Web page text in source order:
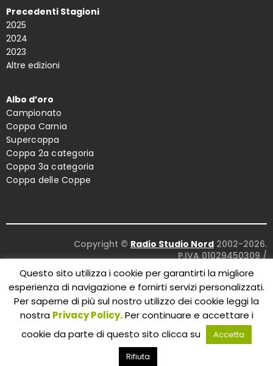
Precedenti Stagioni
2025
2024
2023
Altre edizioni
Albo d’oro
Campionato
Coppa Carnia
Supercoppa
Coppa 2a categoria
Coppa 3a categoria
Coppa delle Coppe
Copyright © Radio Studio Nord 2002-2026.
P.IVA 01029450309 /
Concept and design:Five Studio
Maintenance:Clyco SRL. All Rights Reserved.
Questo sito utilizza i cookie per garantirti la migliore
esperienza di navigazione e fornirti servizi personalizzati.
Per saperne di più sul nostro utilizzo dei cookie leggi la
nostra Privacy Policy.Per continuare e accettare i
cookie da parte di questo sito clicca su
Accetta
Rifiuta